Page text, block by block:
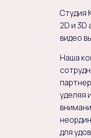
Студия
2D и
видео
Наша
уделяя
для